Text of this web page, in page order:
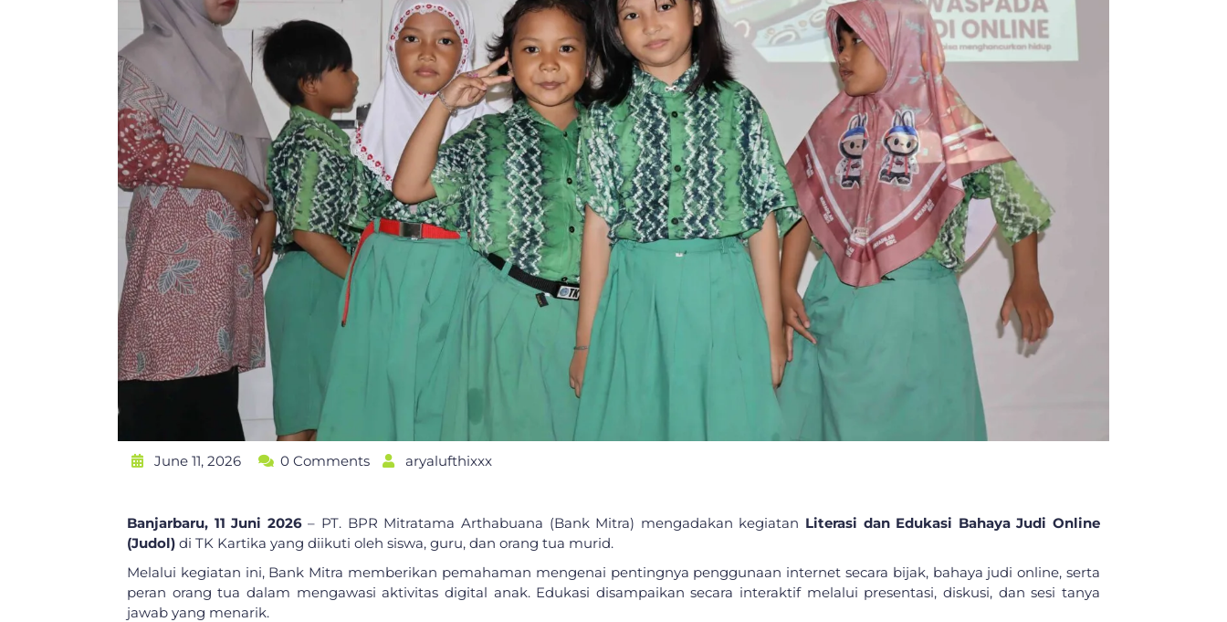
June 11, 2026 0 Comments aryalufthixxx
Banjarbaru, 11 Juni 2026– PT. BPR Mitratama Arthabuana (Bank Mitra) mengadakan kegiatan Literasi dan Edukasi Bahaya Judi Online
(Judol) di TK Kartika yang diikuti oleh siswa, guru, dan orang tua murid.
Melalui kegiatan ini, Bank Mitra memberikan pemahaman mengenai pentingnya penggunaan internet secara bijak, bahaya judi online, serta
peran orang tua dalam mengawasi aktivitas digital anak. Edukasi disampaikan secara interaktif melalui presentasi, diskusi, dan sesi tanya
jawab yang menarik.